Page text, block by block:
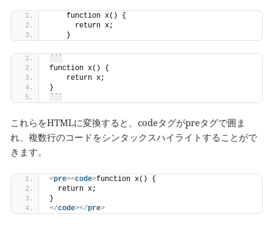
    function x() {
      return x;
    }
```
function x() {
    return x;
}
```
これらをHTMLに変換すると、codeタグがpreタグで囲ま
れ、複数行のコードをシンタックスハイライトすることがで
きます。
<pre><code>function x() {
  return x;
}
</code></pre>